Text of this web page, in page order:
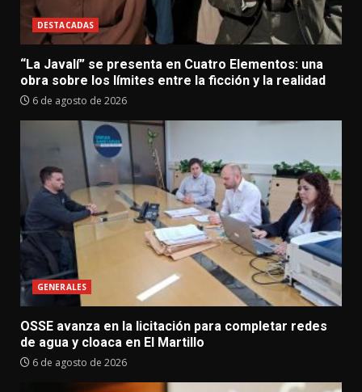
DESTACADAS
“La Javalí” se presenta en Cuatro Elementos: una
obra sobre los límites entre la ficción y la realidad
6 de agosto de 2026
GENERALES
OSSE avanza en la licitación para completar redes
de agua y cloaca en El Martillo
6 de agosto de 2026